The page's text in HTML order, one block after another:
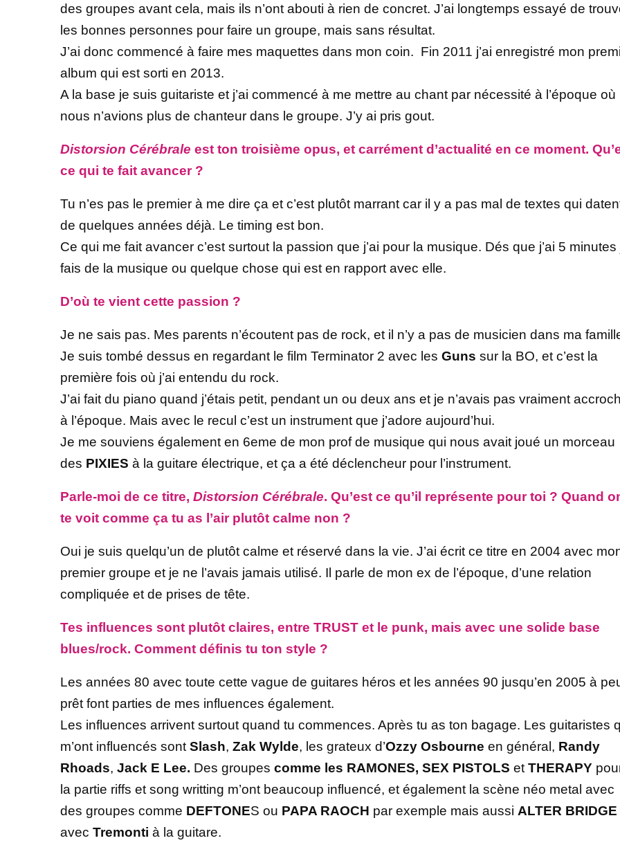
des groupes avant cela, mais ils n’ont abouti à rien de concret. J’ai longtemps essayé de
les bonnes personnes pour faire un groupe, mais sans résultat.
J’ai donc commencé à faire mes maquettes dans mon coin. Fin 2011 j’ai enregistré mon
album qui est sorti en 2013.
A la base je suis guitariste et j’ai commencé à me mettre au chant par nécessité à l’époque où
nous n’avions plus de chanteur dans le groupe. J’y ai pris gout.
Distorsion Cérébrale est ton troisième opus, et carrément d’actualité en ce moment.
ce qui te fait avancer ?
Tu n’es pas le premier à me dire ça et c’est plutôt marrant car il y a pas mal de textes qui
de quelques années déjà. Le timing est bon.
Ce qui me fait avancer c’est surtout la passion que j’ai pour la musique. Dés que j’ai 5 minutes
fais de la musique ou quelque chose qui est en rapport avec elle.
D’où te vient cette passion ?
Je ne sais pas. Mes parents n’écoutent pas de rock, et il n’y a pas de musicien dans ma
Je suis tombé dessus en regardant le film Terminator 2 avec les Guns sur la BO, et c’est la
première fois où j’ai entendu du rock.
J’ai fait du piano quand j’étais petit, pendant un ou deux ans et je n’avais pas vraiment
à l’époque. Mais avec le recul c’est un instrument que j’adore aujourd’hui.
Je me souviens également en 6eme de mon prof de musique qui nous avait joué un morceau
des PIXIES à la guitare électrique, et ça a été déclencheur pour l’instrument.
Parle-moi de ce titre, Distorsion Cérébrale. Qu’est ce qu’il représente pour toi ? Quand
te voit comme ça tu as l’air plutôt calme non ?
Oui je suis quelqu’un de plutôt calme et réservé dans la vie. J’ai écrit ce titre en 2004 avec
premier groupe et je ne l’avais jamais utilisé. Il parle de mon ex de l’époque, d’une relation
compliquée et de prises de tête.
Tes influences sont plutôt claires, entre TRUST et le punk, mais avec une solide base
blues/rock. Comment définis tu ton style ?
Les années 80 avec toute cette vague de guitares héros et les années 90 jusqu’en 2005 à
prêt font parties de mes influences également.
Les influences arrivent surtout quand tu commences. Après tu as ton bagage. Les guitaristes
m’ont influencés sont Slash, Zak Wylde, les grateux d’Ozzy Osbourne en général, Randy
Rhoads, Jack E Lee. Des groupes comme les RAMONES, SEX PISTOLS et THERAPY
la partie riffs et song writting m’ont beaucoup influencé, et également la scène néo metal avec
des groupes comme DEFTONES ou PAPA RAOCH par exemple mais aussi ALTER BRIDGE
avec Tremonti à la guitare.